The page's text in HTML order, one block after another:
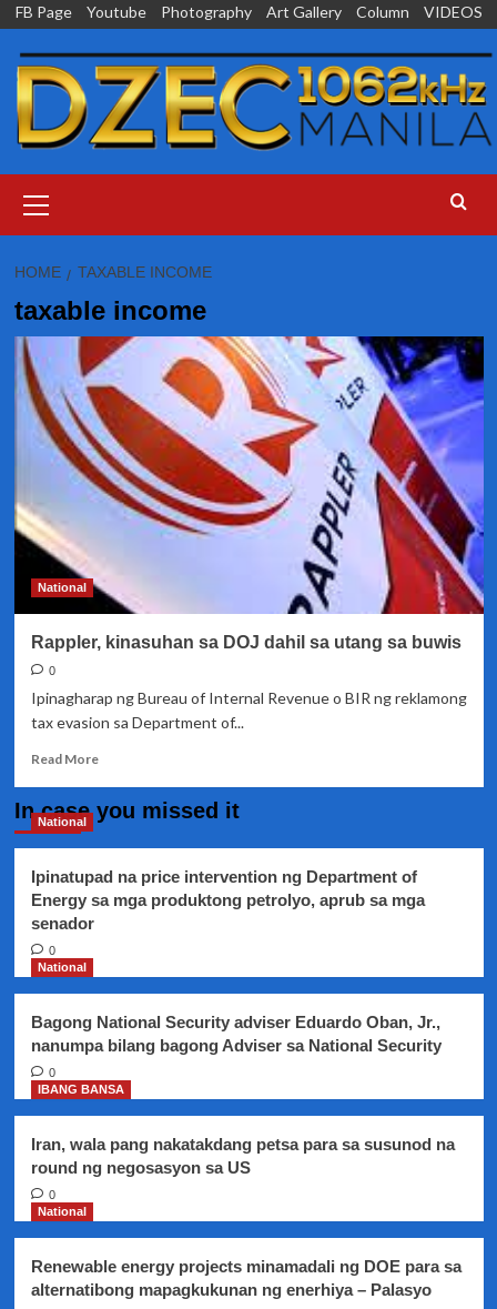
Skip
content
FB Page Youtube Photography Art Gallery Column VIDEOS
Menu
HOME TAXABLE INCOME
taxable income
National
Rappler, kinasuhan sa DOJ dahil sa utang sa buwis
0
Ipinagharap ng Bureau of Internal Revenue o BIR ng reklamong
tax evasion sa Department of...
Read MoreRead
Rappler,
DOJ
dahil
In case you missed it
National
Ipinatupad na price intervention ng Department of
Energy sa mga produktong petrolyo, aprub sa mga
senador
0
National
Bagong National Security adviser Eduardo Oban, Jr.,
nanumpa bilang bagong Adviser sa National Security
0
IBANG BANSA
Iran, wala pang nakatakdang petsa para sa susunod na
round ng negosasyon sa US
0
National
Renewable energy projects minamadali ng DOE para sa
alternatibong mapagkukunan ng enerhiya – Palasyo